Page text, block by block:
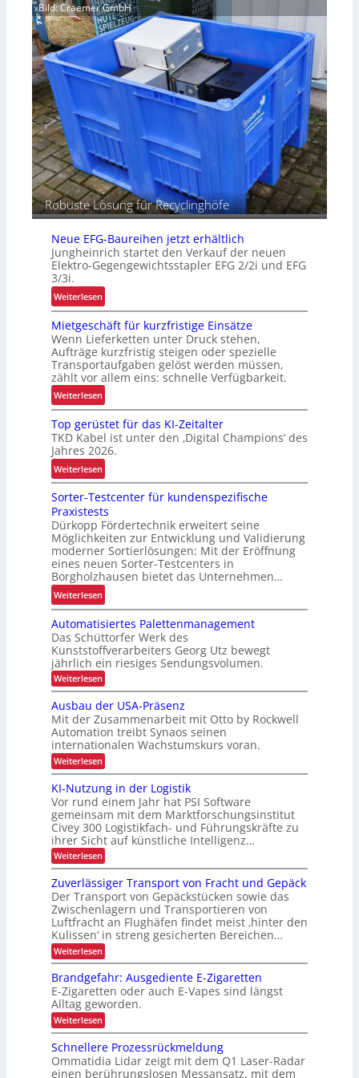
e
n
“
i
t
ä
e
n
t
r
l
g
i
t
i
k
Bild: Craemer GmbH
Robuste Lösung für Recyclinghöfe
Neue EFG-Baureihen jetzt erhältlich
Jungheinrich startet den Verkauf der neuen
Elektro-Gegengewichtsstapler EFG 2/2i und EFG
3/3i.
Weiterlesen:
N
e
u
e
E
F
G
B
a
u
r
e
i
h
e
n
j
e
t
t
e
r
h
ä
l
t
l
i
c
Mietgeschäft für kurzfristige Einsätze
Wenn Lieferketten unter Druck stehen,
Aufträge kurzfristig steigen oder spezielle
Transportaufgaben gelöst werden müssen,
zählt vor allem eins: schnelle Verfügbarkeit.
Weiterlesen:
M
i
e
t
g
e
s
c
h
ä
f
t
f
ü
r
k
u
r
z
r
i
s
t
i
g
e
E
i
n
s
ä
t
z
e
Top gerüstet für das KI-Zeitalter
TKD Kabel ist unter den ‚Digital Champions‘ des
Jahres 2026.
Weiterlesen:
T
o
p
g
e
r
ü
s
t
e
t
f
ü
r
d
a
s
K
I
-
Z
e
i
a
l
t
e
r
Sorter-Testcenter für kundenspezifische
Praxistests
Dürkopp Fördertechnik erweitert seine
Möglichkeiten zur Entwicklung und Validierung
moderner Sortierlösungen: Mit der Eröffnung
eines neuen Sorter-Testcenters in
Borgholzhausen bietet das Unternehmen…
Weiterlesen:
S
o
r
t
e
r
T
e
s
t
c
e
n
t
e
r
f
ü
r
k
u
n
d
e
n
s
p
e
z
i
Automatisiertes Palettenmanagement
Das Schüttorfer Werk des
Kunststoffverarbeiters Georg Utz bewegt
jährlich ein riesiges Sendungsvolumen.
Weiterlesen:
A
t
o
m
a
t
i
s
i
e
r
e
s
P
a
l
e
t
t
e
n
m
a
a
g
e
m
e
n
t
Ausbau der USA-Präsenz
Mit der Zusammenarbeit mit Otto by Rockwell
Automation treibt Synaos seinen
internationalen Wachstumskurs voran.
Weiterlesen:
A
s
b
a
u
d
e
r
U
S
A
-
P
r
ä
s
e
n
z
KI-Nutzung in der Logistik
Vor rund einem Jahr hat PSI Software
gemeinsam mit dem Marktforschungsinstitut
Civey 300 Logistikfach- und Führungskräfte zu
ihrer Sicht auf künstliche Intelligenz…
Weiterlesen:
K
I
-
N
u
t
z
u
n
g
i
n
d
e
r
L
o
g
i
Zuverlässiger Transport von Fracht und Gepäck
Der Transport von Gepäckstücken sowie das
Zwischenlagern und Transportieren von
Luftfracht an Flughäfen findet meist ‚hinter den
Kulissen‘ in streng gesicherten Bereichen…
Weiterlesen:
Z
v
e
r
l
ä
s
i
g
Brandgefahr: Ausgediente E-Zigaretten
E-Zigaretten oder auch E-Vapes sind längst
Alltag geworden.
Weiterlesen:
B
a
n
d
Schnellere Prozessrückmeldung
Ommatidia Lidar zeigt mit dem Q1 Laser-Radar
einen berührungslosen Messansatz, mit dem